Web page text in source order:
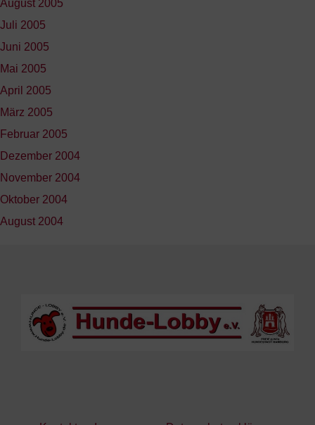
August 2005
Juli 2005
Juni 2005
Mai 2005
April 2005
März 2005
Februar 2005
Dezember 2004
November 2004
Oktober 2004
August 2004